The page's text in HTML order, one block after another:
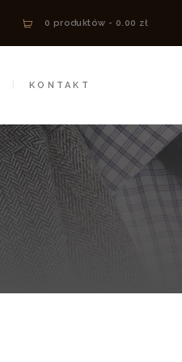
0 produktów - 0.00 zł
KONTAKT